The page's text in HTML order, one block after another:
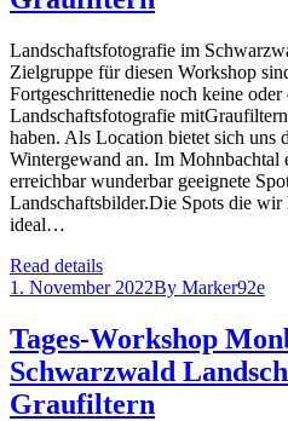
Landschaftsfotografie im
Zielgruppe für diesen Workshop
Fortgeschrittenedie noch keine
Landschaftsfotografie
haben. Als Location bietet sich uns
Wintergewand an. Im Mohnbachtal
erreichbar wunderbar geeignete
Landschaftsbilder.Die Spots die wir
ideal…
Read details
1. November 2022By Marker92e
Tages-Workshop
Schwarzwald
Graufiltern